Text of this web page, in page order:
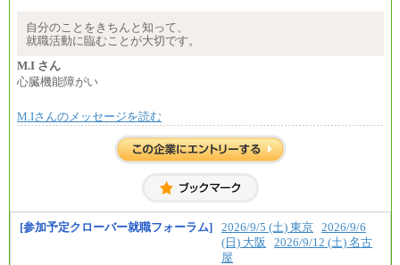
※試用期間中も給与に変更はございません
自分のことをきちんと知って、
就職活動に臨むことが大切です。
M.I さん
心臓機能障がい
M.Iさんのメッセージを読む
[参加予定クローバー就職フォーラム] 2026/9/5 (土) 東京 2026/9/6
(日) 大阪
2026/9/12 (土) 名古
屋